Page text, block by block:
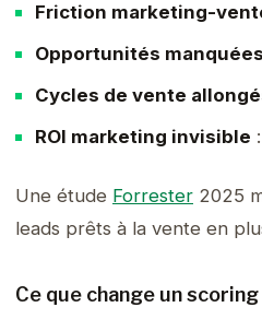
Friction marketing-
Opportunités manquées
Cycles de vente
ROI marketing invisible
Une étude Forrester 2025
leads prêts à la vente en
Ce que change un